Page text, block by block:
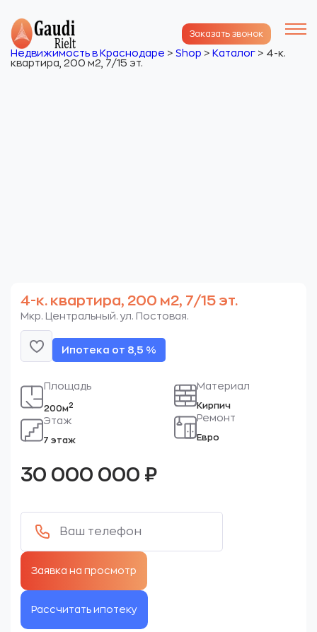
Заказать звонок
Недвижимость в Краснодаре > Shop > Каталог > 4-к.
квартира, 200 м2, 7/15 эт.
4-к. квартира, 200 м2, 7/15 эт.
Мкр. Центральный. ул. Постовая.
Ипотека от 8,5 %
Площадь
200м2
Этаж
7 этаж
Материал
Кирпич
Ремонт
Евро
30 000 000 ₽
Рассчитать ипотеку